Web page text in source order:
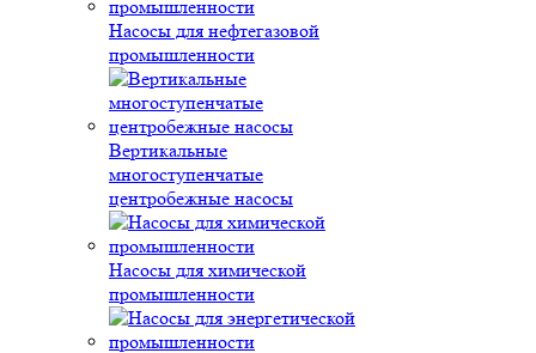
Насосы для нефтегазовой
промышленности
Вертикальные
многоступенчатые
центробежные насосы
Насосы для химической
промышленности